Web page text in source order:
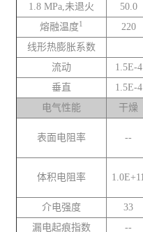
1.8 MPa,未退火
50.0
熔融温度1 220
线形热膨胀系数
流动 1.5E-4
垂直
1.5E-4
电气性能
干燥
表面电阻率 --
体积电阻率 1.0E+11
介电强度
33
漏电起痕指数
--